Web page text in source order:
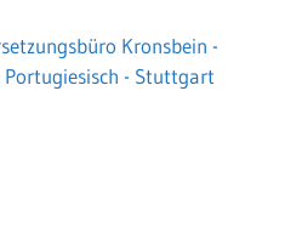
Kronsbein -
Portugiesisch - Stuttgart